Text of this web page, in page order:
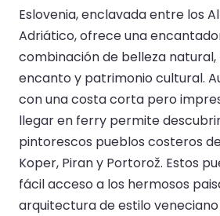
Eslovenia, enclavada entre los
Adriático, ofrece una
combinación de belleza
encanto y patrimonio cultural.
con una costa corta pero
llegar en ferry permite
pintorescos pueblos costeros
Koper, Piran y Portorož. Estos
fácil acceso a los hermosos
arquitectura de estilo